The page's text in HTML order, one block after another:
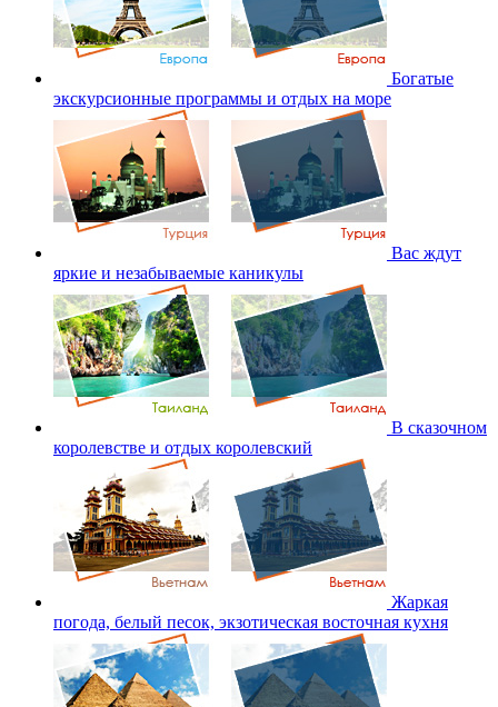
Богатые
экскурсионные программы и отдых на море
Вас ждут
яркие и незабываемые каникулы
В сказочном
королевстве и отдых королевский
Жаркая
погода, белый песок, экзотическая восточная кухня